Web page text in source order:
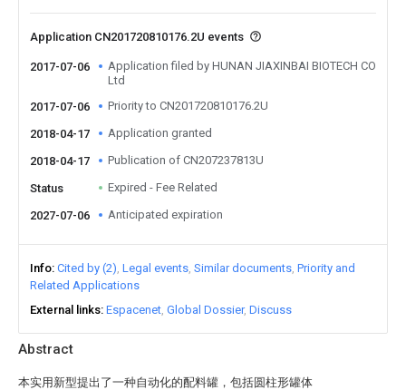
Abstract
本实用新型提出了一种自动化的配料罐，包括圆柱形罐体
Application CN201720810176.2U events
2017-07-06
Application filed by HUNAN JIAXINBAI BIOTECH CO
Ltd
2017-07-06
Priority to CN201720810176.2U
2018-04-17 Application granted
2018-04-17 Publication of CN207237813U
Status Expired - Fee Related
2027-07-06 Anticipated expiration
Info Cited by (2) Legal events Similar documents Priority and
Related Applications
External links Espacenet Global Dossier Discuss